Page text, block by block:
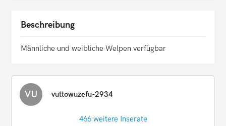
Beschreibung
Männliche und weibliche Welpen verfügbar
VU vuttowuzefu-2934
466 weitere Inserate